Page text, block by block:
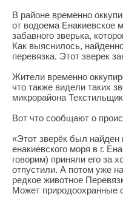
В районе временно
от водоема Енакиевское
забавного зверька,
Как выяснилось,
перевязка. Этот зверек
Жители временно
что также видели таких
микрорайона
Вот что сообщают о
«Этот зверёк был найден
енакиевского моря в г.
говорим) приняли его за
отпустили. А потом уже
редкое животное
Может природоохранные